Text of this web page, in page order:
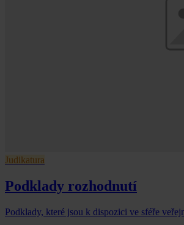
Judikatura
Podklady rozhodnutí
Podklady, které jsou k dispozici ve sféře